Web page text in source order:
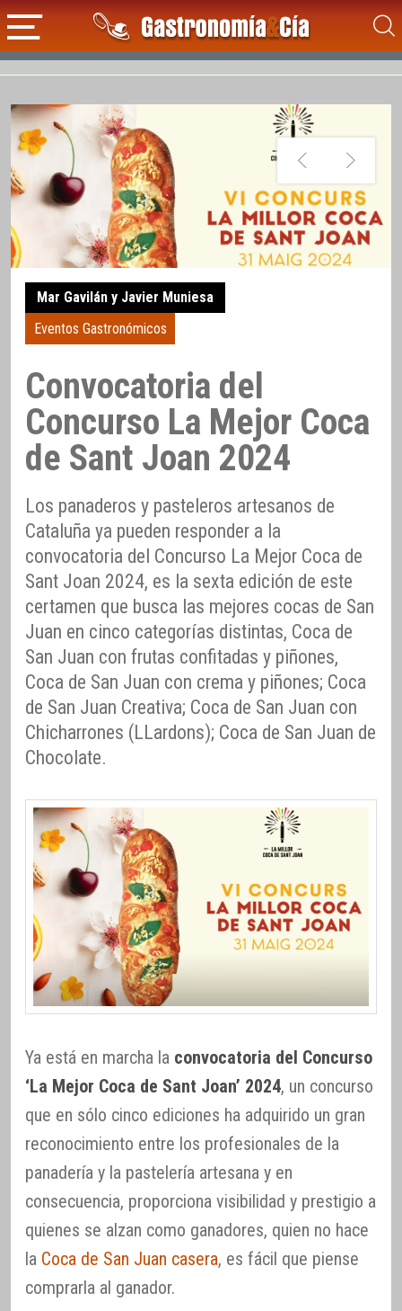
Mar Gavilán y Javier Muniesa
Eventos Gastronómicos
Convocatoria del
Concurso La Mejor Coca
de Sant Joan 2024
Los panaderos y pasteleros artesanos de
Cataluña ya pueden responder a la
convocatoria del Concurso La Mejor Coca de
Sant Joan 2024, es la sexta edición de este
certamen que busca las mejores cocas de San
Juan en cinco categorías distintas, Coca de
San Juan con frutas confitadas y piñones,
Coca de San Juan con crema y piñones; Coca
de San Juan Creativa; Coca de San Juan con
Chicharrones (LLardons); Coca de San Juan de
Chocolate.
Ya está en marcha la convocatoria del Concurso
‘La Mejor Coca de Sant Joan’ 2024, un concurso
que en sólo cinco ediciones ha adquirido un gran
reconocimiento entre los profesionales de la
panadería y la pastelería artesana y en
consecuencia, proporciona visibilidad y prestigio a
quienes se alzan como ganadores, quien no hace
la Coca de San Juan casera, es fácil que piense
comprarla al ganador.